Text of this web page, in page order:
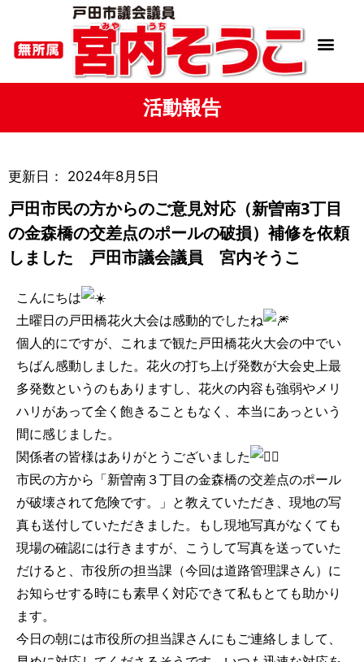
活動報告
更新日： 2024年8月5日
戸田市民の方からのご意見対応（新曽南3丁目
の金森橋の交差点のポールの破損）補修を依頼
しました 戸田市議会議員 宮内そうこ
こんにちは
土曜日の戸田橋花火大会は感動的でしたね
個人的にですが、これまで観た戸田橋花火大会の中でい
ちばん感動しました。花火の打ち上げ発数が大会史上最
多発数というのもありますし、花火の内容も強弱やメリ
ハリがあって全く飽きることもなく、本当にあっという
間に感じました。
関係者の皆様はありがとうございました
市民の方から「新曽南３丁目の金森橋の交差点のポール
が破壊されて危険です。」と教えていただき、現地の写
真も送付していただきました。もし現地写真がなくても
現場の確認には行きますが、こうして写真を送っていた
だけると、市役所の担当課（今回は道路管理課さん）に
お知らせする時にも素早く対応できて私もとても助かり
ます。
今日の朝には市役所の担当課さんにもご連絡しまして、